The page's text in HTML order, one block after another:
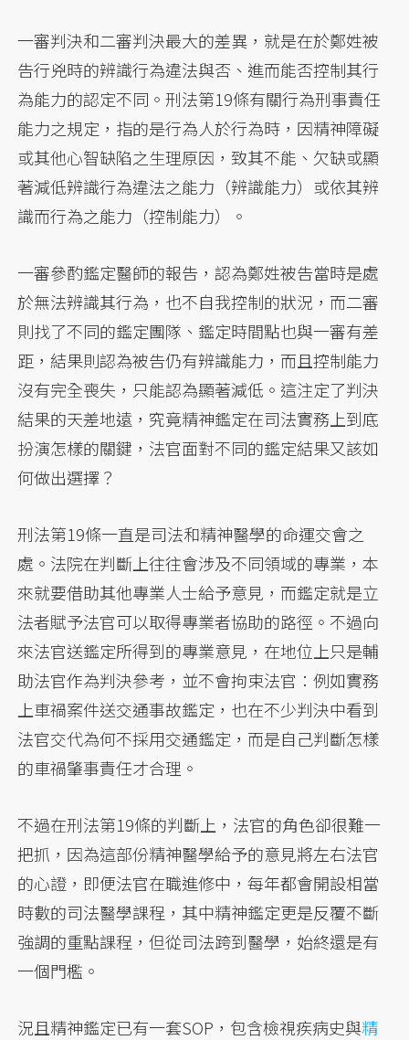
一審判決和二審判決最大的差異，就是在於鄭姓被
告行兇時的辨識行為違法與否、進而能否控制其行
為能力的認定不同。刑法第19條有關行為刑事責任
能力之規定，指的是行為人於行為時，因精神障礙
或其他心智缺陷之生理原因，致其不能、欠缺或顯
著減低辨識行為違法之能力（辨識能力）或依其辨
識而行為之能力（控制能力）。
一審參酌鑑定醫師的報告，認為鄭姓被告當時是處
於無法辨識其行為，也不自我控制的狀況，而二審
則找了不同的鑑定團隊、鑑定時間點也與一審有差
距，結果則認為被告仍有辨識能力，而且控制能力
沒有完全喪失，只能認為顯著減低。這注定了判決
結果的天差地遠，究竟精神鑑定在司法實務上到底
扮演怎樣的關鍵，法官面對不同的鑑定結果又該如
何做出選擇？
刑法第19條一直是司法和精神醫學的命運交會之
處。法院在判斷上往往會涉及不同領域的專業，本
來就要借助其他專業人士給予意見，而鑑定就是立
法者賦予法官可以取得專業者協助的路徑。不過向
來法官送鑑定所得到的專業意見，在地位上只是輔
助法官作為判決參考，並不會拘束法官：例如實務
上車禍案件送交通事故鑑定，也在不少判決中看到
法官交代為何不採用交通鑑定，而是自己判斷怎樣
的車禍肇事責任才合理。
不過在刑法第19條的判斷上，法官的角色卻很難一
把抓，因為這部份精神醫學給予的意見將左右法官
的心證，即便法官在職進修中，每年都會開設相當
時數的司法醫學課程，其中精神鑑定更是反覆不斷
強調的重點課程，但從司法跨到醫學，始終還是有
一個門檻。
況且精神鑑定已有一套SOP，包含檢視疾病史與精